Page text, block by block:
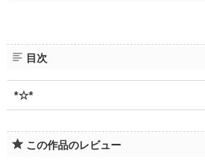
目次
*☆*
この作品のレビュー